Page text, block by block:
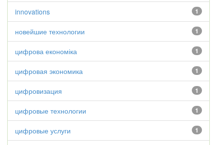
1
innovations
1
новейшие технологии
1
цифрова економіка
1
цифровая экономика
1
цифровизация
1
цифровые технологии
1
цифровые услуги